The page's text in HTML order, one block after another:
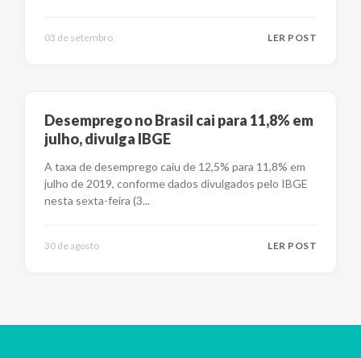
03 de setembro LER POST
Desemprego no Brasil cai para 11,8% em
julho, divulga IBGE
A taxa de desemprego caiu de 12,5% para 11,8% em
julho de 2019, conforme dados divulgados pelo IBGE
nesta sexta-feira (3...
30 de agosto LER POST